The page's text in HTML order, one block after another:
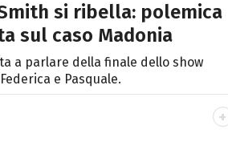
si ribella: polemica
sul caso Madonia
a parlare della finale dello show
e Pasquale.